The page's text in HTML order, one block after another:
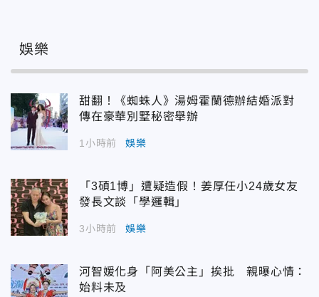
娛樂
甜翻！《蜘蛛人》湯姆霍蘭德辦結婚派對
傳在豪華別墅秘密舉辦
1小時前 娛樂
「3碩1博」遭疑造假！姜厚任小24歲女友
發長文談「學邏輯」
3小時前 娛樂
河智媛化身「阿美公主」挨批 親曝心情：
始料未及